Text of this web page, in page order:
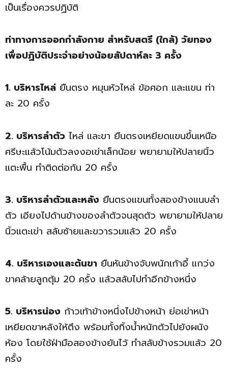
เป็นเรื่องควรปฏิบัติ
ท่าทางการออกกำลังกาย สำหรับสตรี (ใกล้) วัยทอง
เพื่อปฏิบัติประจำอย่างน้อยสัปดาห์ละ 3 ครั้ง
1. บริหารไหล่ ยืนตรง หมุนหัวไหล่ ข้อศอก และแขน ท่า
ละ 20 ครั้ง
2. บริหารลำตัว ไหล่ และขา ยืนตรงเหยียดแขนขึ้นเหนือ
ศรีษะแล้วโน้มตัวลงงอเข่าเล็กน้อย พยายามให้ปลายนิ้ว
แตะพื้น ทำติดต่อกัน 20 ครั้ง
3. บริหารลำตัวและหลัง ยืนตรงแขนทั้งสองข้างแนบลำ
ตัว เอียงไปด้านข้างของลำตัวจนสุดตัว พยายามให้ปลาย
นิ้วแตะเข่า สลับซ้ายและขวารวมแล้ว 20 ครั้ง
4. บริหารเองและต้นขา ยืนหันข้างจับพนักเก้าอี้ แกว่ง
ขาคล้ายลูกตุ้ม 20 ครั้ง แล้วสลับไปทำอีกข้างหนึ่ง
5. บริหารน่อง ก้าวเท้าข้างหนึ่งไปข้างหน้า ย่อเข่าหน้า
เหยียดขาหลังให้ตึง พร้อมทั้งทิ้งน้ำหนักตัวไปยังผนัง
ห้อง โดยใช้ฝ่ามือสองข้างยันไว้ ทำสลับข้างรวมแล้ว 20
ครั้ง